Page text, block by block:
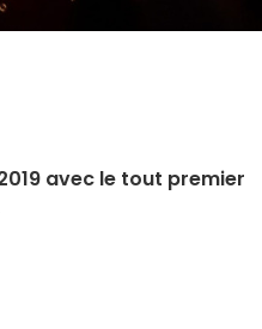
avec le tout premier